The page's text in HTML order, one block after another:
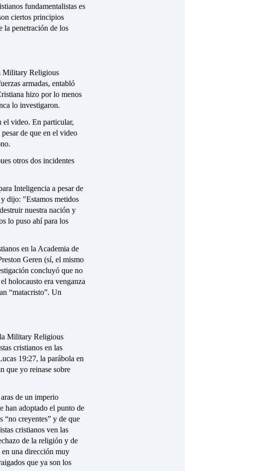
fundamentalistas es
ciertos principios
la penetración de los
Military Religious
armadas, entabló
hizo por lo menos
lo investigaron.
el video. En particular,
de que en el video
otros dos incidentes
Inteligencia a pesar de
dijo: "Estamos metidos
nuestra nación y
lo puso ahí para los
en la Academia de
Geren (sí, el mismo
concluyó que no
holocausto era venganza
“matacristo”. Un
Military Religious
cristianos en las
19:27, la parábola en
que yo reinase sobre
de un imperio
han adoptado el punto de
“no creyentes” y de que
cristianos ven las
de la religión y de
en una dirección muy
que ya son los